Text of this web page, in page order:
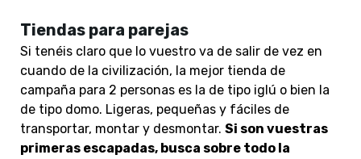
Tiendas para parejas
Si tenéis claro que lo vuestro va de salir de vez en
cuando de la civilización, la mejor tienda de
campaña para 2 personas es la de tipo iglú o bien la
de tipo domo. Ligeras, pequeñas y fáciles de
transportar, montar y desmontar. Si son vuestras
primeras escapadas, busca sobre todo la